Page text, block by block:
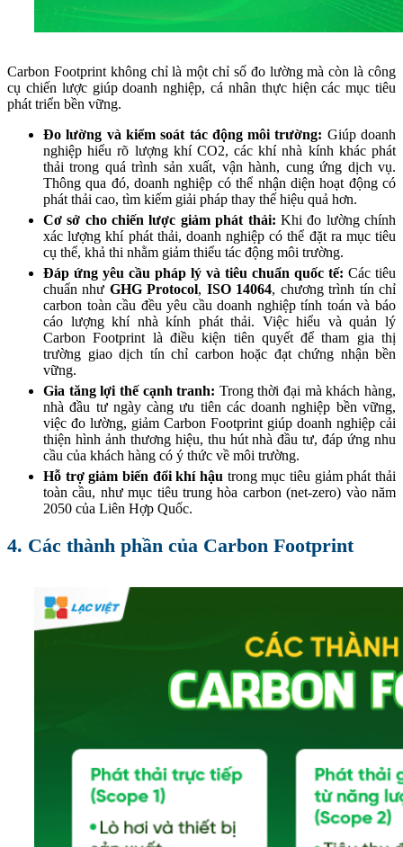
Carbon Footprint không chỉ là một chỉ số đo lường mà còn là công
cụ chiến lược giúp doanh nghiệp, cá nhân thực hiện các mục tiêu
phát triển bền vững.
Đo lường và kiểm soát tác động môi trường: Giúp doanh
nghiệp hiểu rõ lượng khí CO2, các khí nhà kính khác phát
thải trong quá trình sản xuất, vận hành, cung ứng dịch vụ.
Thông qua đó, doanh nghiệp có thể nhận diện hoạt động có
phát thải cao, tìm kiếm giải pháp thay thế hiệu quả hơn.
Cơ sở cho chiến lược giảm phát thải: Khi đo lường chính
xác lượng khí phát thải, doanh nghiệp có thể đặt ra mục tiêu
cụ thể, khả thi nhằm giảm thiểu tác động môi trường.
Đáp ứng yêu cầu pháp lý và tiêu chuẩn quốc tế: Các tiêu
chuẩn như GHG Protocol, ISO 14064, chương trình tín chỉ
carbon toàn cầu đều yêu cầu doanh nghiệp tính toán và báo
cáo lượng khí nhà kính phát thải. Việc hiểu và quản lý
Carbon Footprint là điều kiện tiên quyết để tham gia thị
trường giao dịch tín chỉ carbon hoặc đạt chứng nhận bền
vững.
Gia tăng lợi thế cạnh tranh: Trong thời đại mà khách hàng,
nhà đầu tư ngày càng ưu tiên các doanh nghiệp bền vững,
việc đo lường, giảm Carbon Footprint giúp doanh nghiệp cải
thiện hình ảnh thương hiệu, thu hút nhà đầu tư, đáp ứng nhu
cầu của khách hàng có ý thức về môi trường.
Hỗ trợ giảm biến đổi khí hậu trong mục tiêu giảm phát thải
toàn cầu, như mục tiêu trung hòa carbon (net-zero) vào năm
2050 của Liên Hợp Quốc.
4. Các thành phần của Carbon Footprint